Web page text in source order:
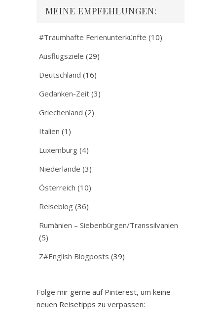
MEINE EMPFEHLUNGEN:
#Traumhafte Ferienunterkünfte (10)
Ausflugsziele (29)
Deutschland (16)
Gedanken-Zeit (3)
Griechenland (2)
Italien (1)
Luxemburg (4)
Niederlande (3)
Österreich (10)
Reiseblog (36)
Rumänien – Siebenbürgen/Transsilvanien
(5)
Z#English Blogposts (39)
Folge mir gerne auf Pinterest, um keine
neuen Reisetipps zu verpassen: